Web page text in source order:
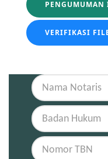
PENGUMUMAN
VERIFIKASI